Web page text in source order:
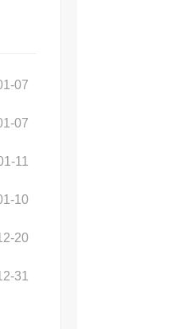
07
07
11
10
20
31